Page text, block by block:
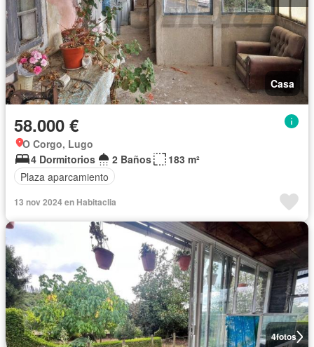
Casa
58.000 €
O Corgo, Lugo
4 Dormitorios
2 Baños
183 m²
Plaza aparcamiento
13 nov 2024 en Habitaclia
4fotos